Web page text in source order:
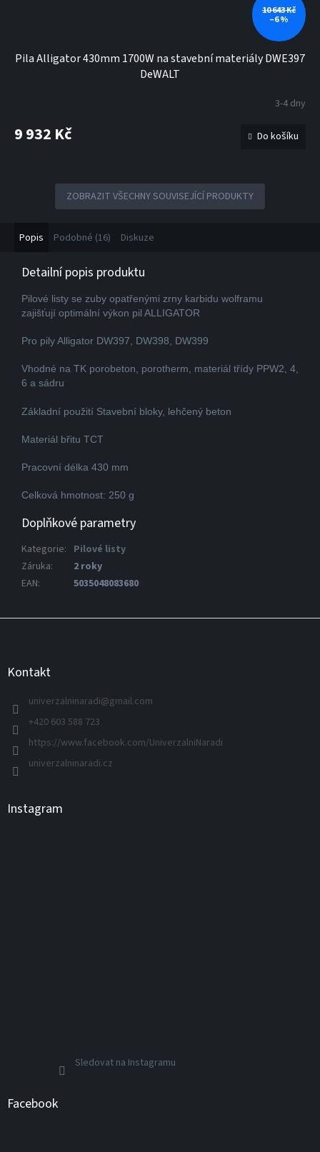
10 643 Kč
–6 %
Pila Alligator 430mm 1700W na stavební materiály DWE397
DeWALT
3-4 dny
9 932 Kč Do košíku
ZOBRAZIT VŠECHNY SOUVISEJÍCÍ PRODUKTY
Popis Podobné (16) Diskuze
Detailní popis produktu
Pilové listy se zuby opatřenými zrny karbidu wolframu
zajišťují optimální výkon pil ALLIGATOR
Pro pily Alligator DW397, DW398, DW399
Vhodné na TK porobeton, porotherm, materiál třídy PPW2, 4,
6 a sádru
Základní použití Stavební bloky, lehčený beton
Materiál břitu TCT
Pracovní délka 430 mm
Celková hmotnost: 250 g
Doplňkové parametry
Kategorie: Pilové listy
Záruka:
2 roky
EAN: 5035048083680
Z
Kontakt
univerzalninaradi@gmail.com
+420 603 588 723
https://www.facebook.com/UniverzalniNaradi
univerzalninaradi.cz
Instagram
Sledovat na Instagramu
Facebook